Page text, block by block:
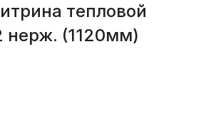
тепловой
(1120мм)